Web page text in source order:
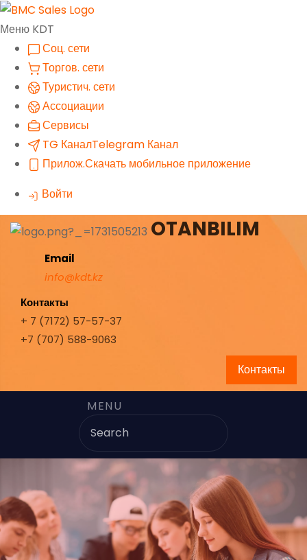
Меню KDT
Соц. сети
Торгов. сети
Туристич. сети
Ассоциации
Сервисы
TG КаналTelegram Канал
Прилож.Скачать мобильное приложение
Войти
OTANBILIM
Email
info@kdt.kz
Контакты
+ 7 (7172) 57-57-37
+7 (707) 588-9063
Контакты
MENU